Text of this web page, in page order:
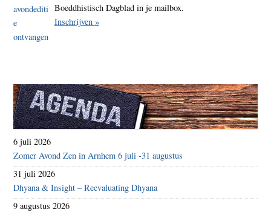
Boeddhistisch Dagblad in je mailbox.
Inschrijven »
6 juli 2026
Zomer Avond Zen in Arnhem 6 juli -31 augustus
31 juli 2026
Dhyana & Insight – Reevaluating Dhyana
9 augustus 2026